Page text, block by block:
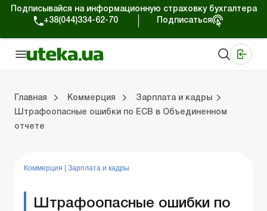
Подписывайся на информационную страховку бухгалтера
+38(044)334-62-70
Подписаться
Главная Коммерция
Зарплата и кадры
Штрафоопасные ошибки по ЕСВ в Объединенном
отчете
Коммерция Зарплата и кадры
Штрафоопасные ошибки по